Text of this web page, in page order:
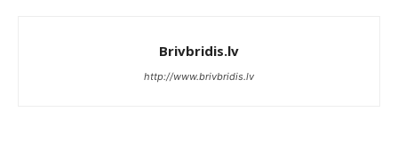
Brivbridis.lv
http://www.brivbridis.lv